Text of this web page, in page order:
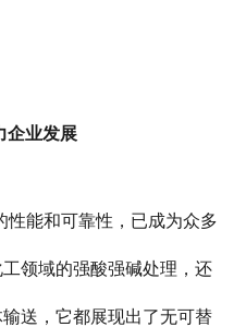
企业发展
性能和可靠性，已成为众多
领域的强酸强碱处理，还
送，它都展现出了无可替